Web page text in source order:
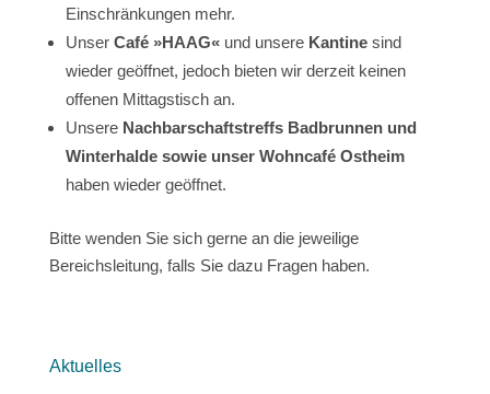
Einschränkungen mehr.
Unser Café »HAAG«und unsere Kantinesind
wieder geöffnet, jedoch bieten wir derzeit keinen
offenen Mittagstisch an.
Unsere Nachbarschaftstreffs Badbrunnen und
Winterhalde sowie unser Wohncafé Ostheim
haben wieder geöffnet.
Bitte wenden Sie sich gerne an die jeweilige
Bereichsleitung, falls Sie dazu Fragen haben.
Aktuelles